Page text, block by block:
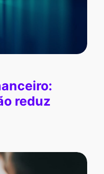
reduz